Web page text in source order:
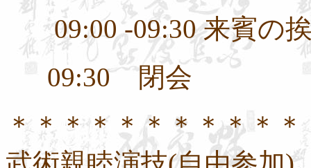
09:00 -09:30来賓の
09:30
閉会
＊＊＊＊＊＊＊＊＊＊